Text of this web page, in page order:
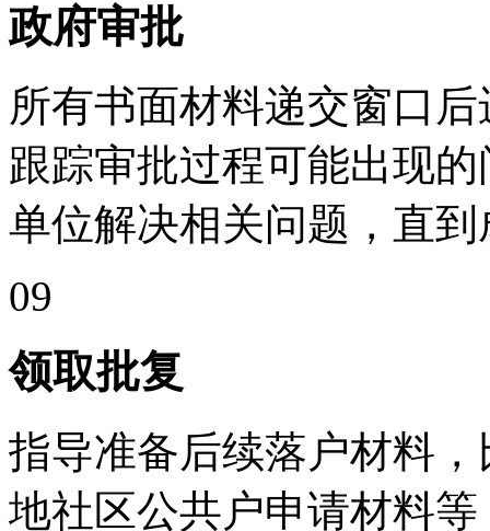
政府审批
所有书面材料递交窗口
跟踪审批过程可能出现
单位解决相关问题，直
09
领取批复
指导准备后续落户材料
地社区公共户申请材料